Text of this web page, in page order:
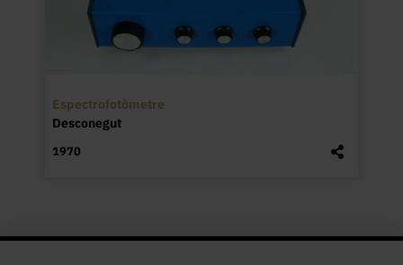
Espectrofotòmetre
Desconegut
1970